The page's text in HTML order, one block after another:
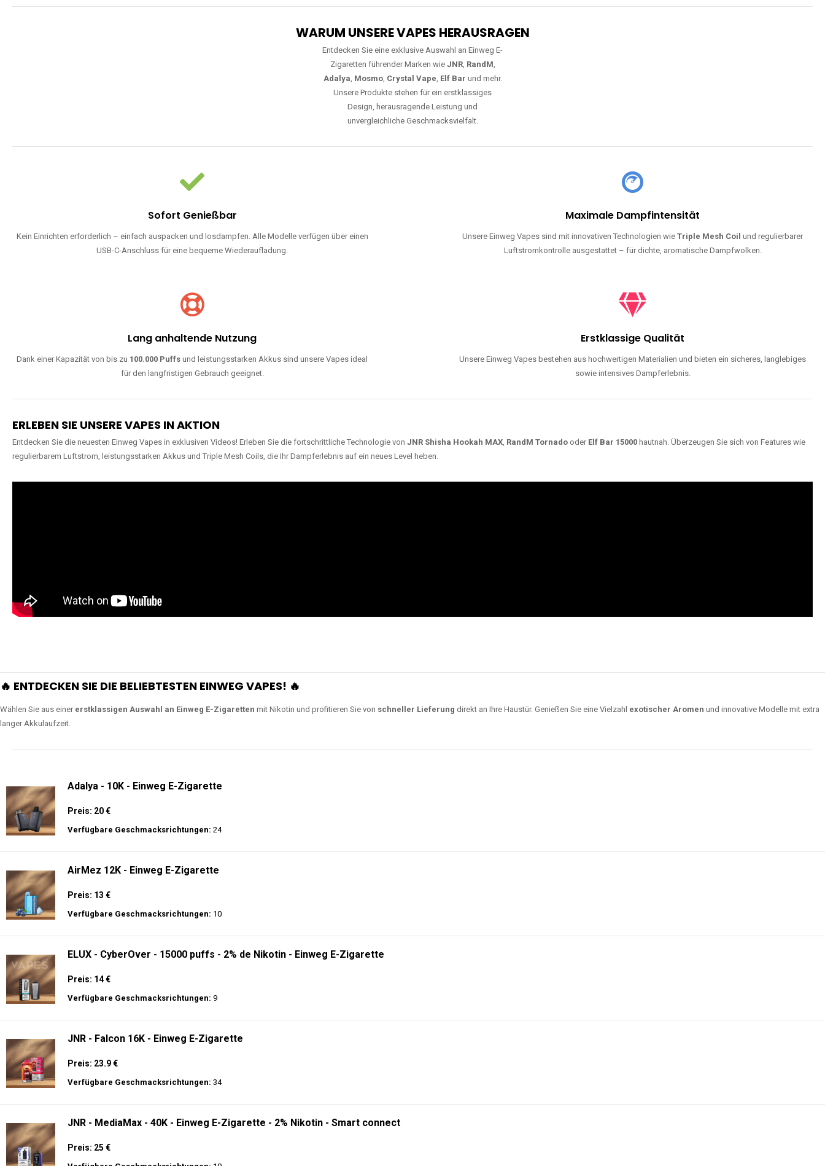
WARUM UNSERE VAPES HERAUSRAGEN
Entdecken Sie eine exklusive Auswahl an Einweg E-
Zigaretten führender Marken wie JNR, RandM,
Adalya, Mosmo, Crystal Vape, Elf Bar und mehr.
Unsere Produkte stehen für ein erstklassiges
Design, herausragende Leistung und
unvergleichliche Geschmacksvielfalt.
Sofort Genießbar
Kein Einrichten erforderlich – einfach auspacken und losdampfen. Alle Modelle verfügen über einen
USB-C-Anschluss für eine bequeme Wiederaufladung.
Maximale Dampfintensität
Unsere Einweg Vapes sind mit innovativen Technologien wieTriple Mesh Coil und regulierbarer
Luftstromkontrolle ausgestattet – für dichte, aromatische Dampfwolken.
Lang anhaltende Nutzung
Dank einer Kapazität von bis zu 100.000 Puffs und leistungsstarken Akkus sind unsere Vapes ideal
für den langfristigen Gebrauch geeignet.
Erstklassige Qualität
Unsere Einweg Vapes bestehen aus hochwertigen Materialien und bieten ein sicheres, langlebiges
sowie intensives Dampferlebnis.
ERLEBEN SIE UNSERE VAPES IN AKTION
Entdecken Sie die neuesten Einweg Vapes in exklusiven Videos! Erleben Sie die fortschrittliche Technologie von JNR Shisha Hookah MAX, RandM Tornado oder Elf Bar 15000 hautnah. Überzeugen Sie sich von Features wie
regulierbarem Luftstrom, leistungsstarken Akkus und Triple Mesh Coils, die Ihr Dampferlebnis auf ein neues Level heben.
🔥 ENTDECKEN SIE DIE BELIEBTESTEN EINWEG VAPES! 🔥
Wählen Sie aus einer erstklassigen Auswahl an Einweg E-Zigaretten mit Nikotin und profitieren Sie von schneller Lieferung direkt an Ihre Haustür. Genießen Sie eine Vielzahl exotischer Aromen und innovative Modelle mit extra
langer Akkulaufzeit.
Adalya - 10K - Einweg E-Zigarette
Preis: 20 €
Verfügbare Geschmacksrichtungen: 24
AirMez 12K - Einweg E-Zigarette
Preis: 13 €
Verfügbare Geschmacksrichtungen: 10
ELUX - CyberOver - 15000 puffs - 2% de Nikotin - Einweg E-Zigarette
Preis: 14 €
Verfügbare Geschmacksrichtungen: 9
JNR - Falcon 16K - Einweg E-Zigarette
Preis: 23.9 €
Verfügbare Geschmacksrichtungen: 34
JNR - MediaMax - 40K - Einweg E-Zigarette - 2% Nikotin - Smart connect
Preis: 25 €